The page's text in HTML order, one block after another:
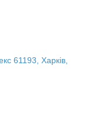
61193, Харків,